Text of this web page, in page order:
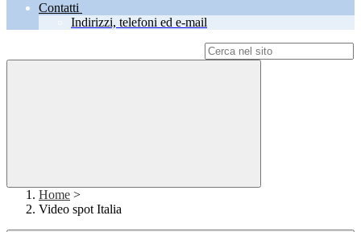
Contatti
Indirizzi, telefoni ed e-mail
Home >
Video spot Italia